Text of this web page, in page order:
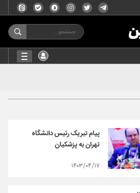
پیام تبریک رئیس دانشگاه
تهران به پزشکیان
۱۴۰۳/۰۴/۱۷